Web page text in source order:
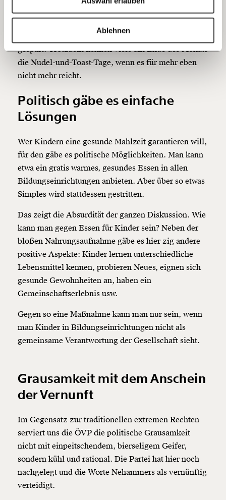
Ablehnen
20€ 40€
150€ €
Ich möchte meine Spende verschenken.
Du erhältst eine E-Mail mit deiner
Geschenkurkunde im PDF-Format, welche Du
ausdrucken oder weiterleiten und verschenken
https://www.moment.at/story/rohe-buergerlichkeit-nehammer-oevp/
Um das klarzustellen: Die meisten Kinder
Denn bei den Kindern wird traditionell als letztes
gespart. Trotzdem kennen viele am Ende des Monats
die Nudel-und-Toast-Tage, wenn es für mehr eben
nicht mehr reicht.
Politisch gäbe es einfache
Lösungen
Wer Kindern eine gesunde Mahlzeit garantieren will,
für den gäbe es politische Möglichkeiten. Man kann
etwa ein gratis warmes, gesundes Essen in allen
Bildungseinrichtungen anbieten. Aber über so etwas
Simples wird stattdessen gestritten.
Das zeigt die Absurdität der ganzen Diskussion. Wie
kann man gegen Essen für Kinder sein? Neben der
bloßen Nahrungsaufnahme gäbe es hier zig andere
positive Aspekte: Kinder lernen unterschiedliche
Lebensmittel kennen, probieren Neues, eignen sich
gesunde Gewohnheiten an, haben ein
Gemeinschaftserlebnis usw.
Gegen so eine Maßnahme kann man nur sein, wenn
man Kinder in Bildungseinrichtungen nicht als
gemeinsame Verantwortung der Gesellschaft sieht.
Grausamkeit mit dem Anschein
der Vernunft
Im Gegensatz zur traditionellen extremen Rechten
serviert uns die ÖVP die politische Grausamkeit
nicht mit einpeitschendem, bierseligem Geifer,
sondern kühl und rational. Die Partei hat hier noch
nachgelegt und die Worte Nehammers als vernünftig
verteidigt.